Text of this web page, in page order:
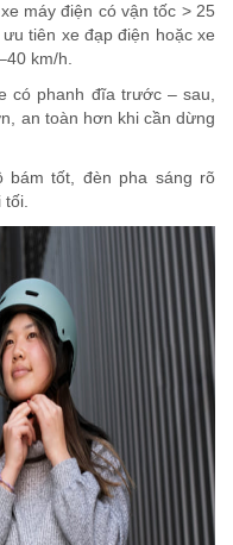
máy điện có vận tốc > 25
tiên xe đạp điện hoặc xe
km/h.
có phanh đĩa trước – sau,
an toàn hơn khi cần dừng
bám tốt, đèn pha sáng rõ